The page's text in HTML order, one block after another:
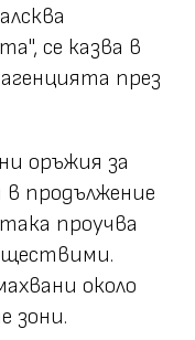
се казва в
през
оръжия за
продължение
проучва
около
зони.